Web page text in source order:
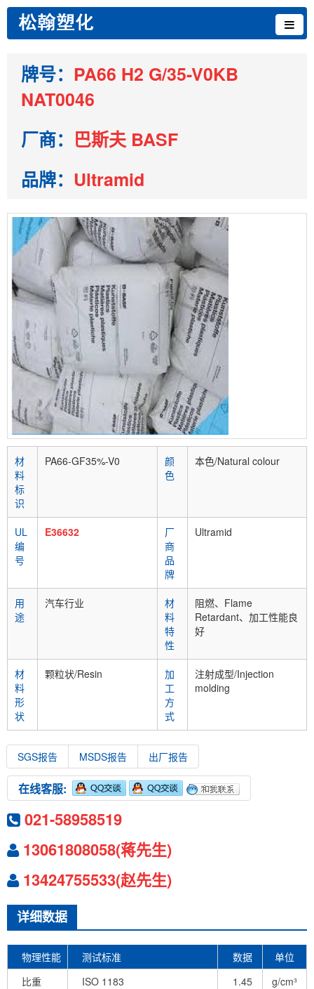
牌号： PA66 H2 G/35-V0KB
NAT0046
厂商： 巴斯夫 BASF
品牌： Ultramid
材
料
标
识
PA66-GF35%-V0
颜
色
本色/Natural colour
UL
编
号
E36632
厂
商
品
牌
Ultramid
用
途
汽车行业
材
料
特
性
阻燃、Flame
Retardant、加工性能良
好
材
料
形
状
颗粒状/Resin
加
工
方
式
注射成型/Injection
molding
SGS报告 MSDS报告 出厂报告
在线客服:
021-58958519
13061808058(蒋先生)
13424755533(赵先生)
详细数据
物理性能 测试标准 数据
单位
比重
ISO 1183 1.45 g/cm³